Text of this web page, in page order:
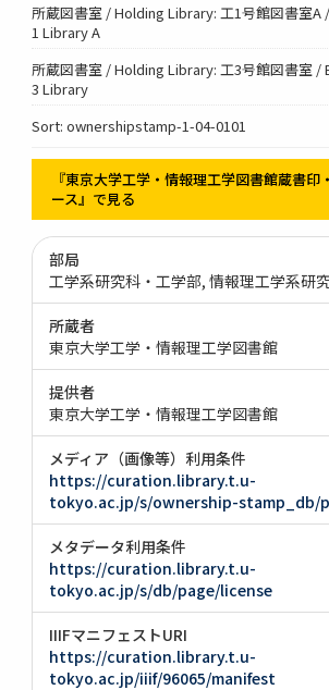
所蔵図書室 / Holding Library: 工1号館図書室A
1 Library A
所蔵図書室 / Holding Library: 工3号館図書室 /
3 Library
Sort: ownershipstamp-1-04-0101
『東京大学工学・情報理工学図書館蔵書印
ース』で見る
部局
工学系研究科・工学部 情報理工学系研
所蔵者
東京大学工学・情報理工学図書館
提供者
東京大学工学・情報理工学図書館
メディア（画像等）利用条件
https://curation.library.t.u-
tokyo.ac.jp/s/ownership-stamp_db/
メタデータ利用条件
https://curation.library.t.u-
tokyo.ac.jp/s/db/page/license
IIIFマニフェストURI
https://curation.library.t.u-
tokyo.ac.jp/iiif/96065/manifest